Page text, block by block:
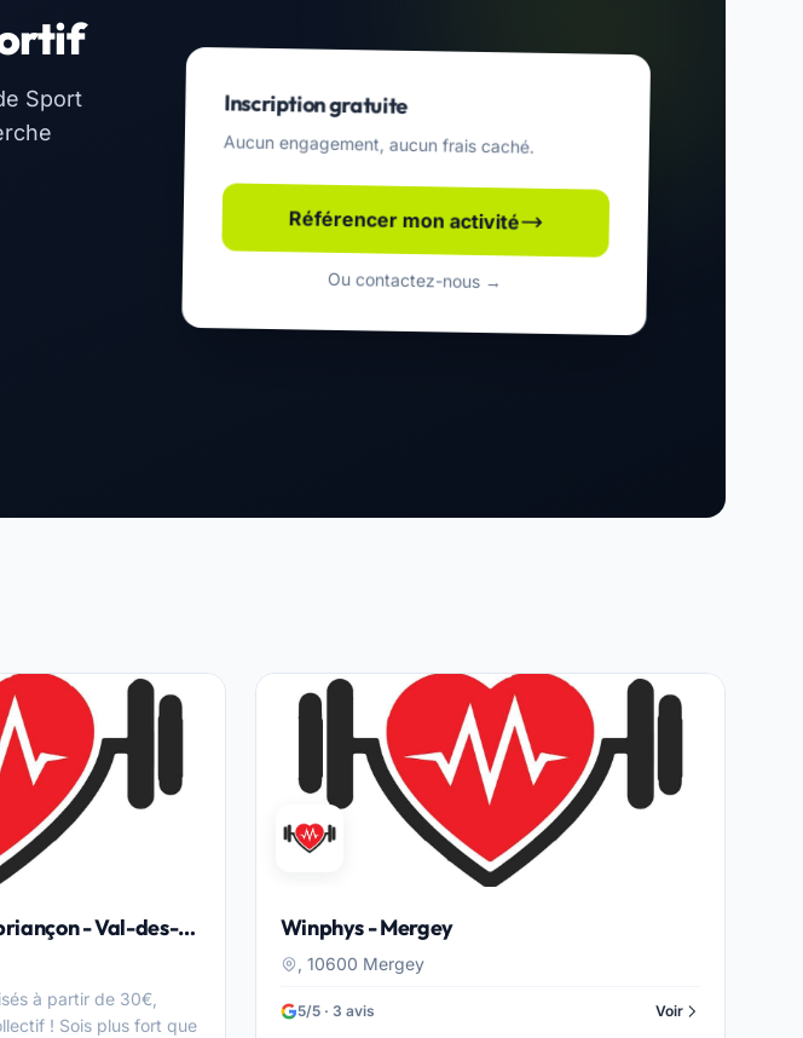
Sport
Inscription gratuite
Aucun engagement, aucun frais caché.
Référencer mon activité
Ou contactez-nous →
- Val-des-
à partir de 30€,
! Sois plus fort que
Winphys - Mergey
, 10600 Mergey
5/5 · 3 avis Voir